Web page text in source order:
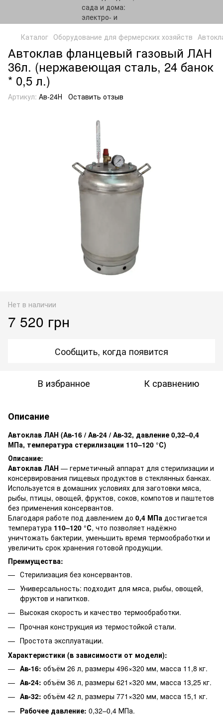
Каталог Оборудование для фермерских хозяйств
Автоклав фланцевый газовый ЛАН
36л. (нержавеющая сталь, 24 банок
* 0,5 л.)
Артикул: Ав-24Н Оставить отзыв
Нет в наличии
7 520 грн
Сообщить, когда появится
В избранное К сравнению
Описание
Автоклав ЛАН (Ав-16 / Ав-24 / Ав-32, давление 0,32–0,4
МПа, температура стерилизации 110–120 °С)
Описание:
Автоклав ЛАН — герметичный аппарат для стерилизации и
консервирования пищевых продуктов в стеклянных банках.
Используется в домашних условиях для заготовки мяса,
рыбы, птицы, овощей, фруктов, соков, компотов и паштетов
без применения консервантов.
Благодаря работе под давлением до 0,4 МПа достигается
температура 110–120 °С, что позволяет надёжно
уничтожать бактерии, уменьшить время термообработки и
увеличить срок хранения готовой продукции.
Преимущества:
Стерилизация без консервантов.
Универсальность: подходит для мяса, рыбы, овощей,
фруктов и напитков.
Высокая скорость и качество термообработки.
Прочная конструкция из термостойкой стали.
Простота эксплуатации.
Характеристики (в зависимости от модели):
Ав-16: объём 26 л, размеры 496×320 мм, масса 11,8 кг.
Ав-24: объём 36 л, размеры 621×320 мм, масса 13,25 кг.
Ав-32: объём 42 л, размеры 771×320 мм, масса 15,1 кг.
Рабочее давление: 0,32–0,4 МПа.